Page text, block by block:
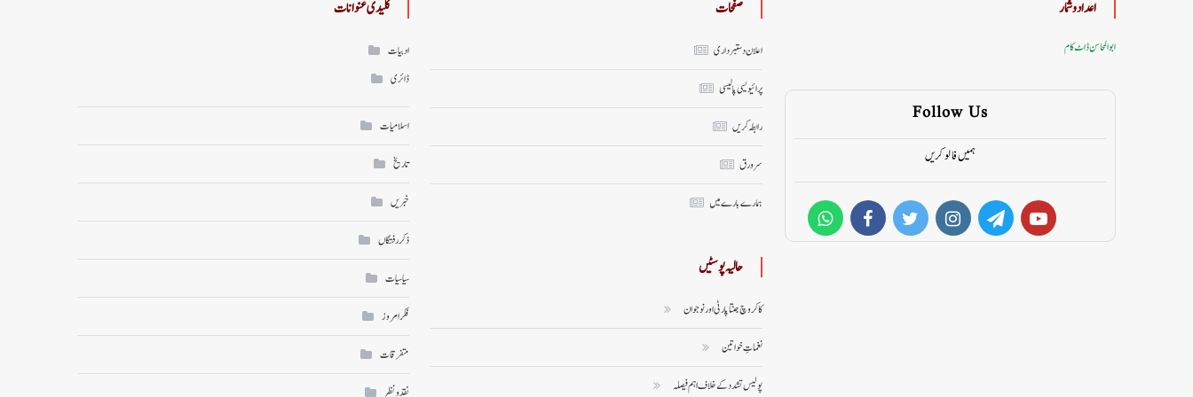
کلیدی عنوانات
ادبیات
ڈائری
اسلامیات
تاریخ
خبریں
ذکر رفتگاں
سیاسیات
فکر امروز
متفرقات
نقد ونظر
صفحات
اعلان دستبرداری
پرائیویسی پالیسی
رابطہ کریں
سر ورق
ہمارے بارے میں
حالیہ پوسٹیں
کاکروچ جنتا پارٹی اور نوجوان
نغماتِ خواتین
پولیس تشدد کے خلاف اہم فیصلہ
اعداد وشمار
ابوالمحاسن ڈاٹ کام
Follow Us
ہمیں فالو کریں